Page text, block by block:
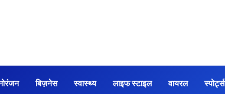
बिज़नेस स्वास्थ्य लाइफ स्टाइल वायरल स्पोर्ट्स